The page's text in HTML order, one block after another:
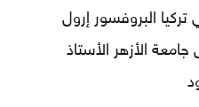
البروفسور إرول
الأزهر الأستاذ